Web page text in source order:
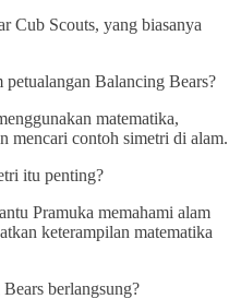
Cub Scouts, yang biasanya
Balancing Bears?
matematika,
mencari contoh simetri di alam.
itu penting?
Pramuka memahami alam
keterampilan matematika
berlangsung?